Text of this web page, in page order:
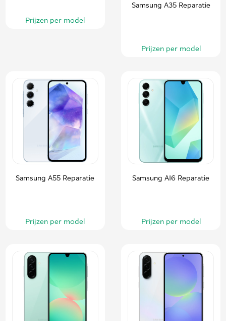
Prijzen per model
Samsung A35 Reparatie
Prijzen per model
Samsung A55 Reparatie
Prijzen per model
Samsung A16 Reparatie
Prijzen per model